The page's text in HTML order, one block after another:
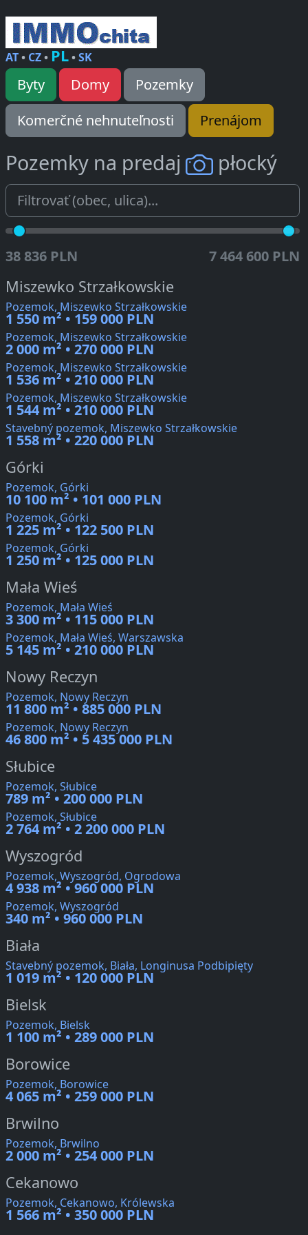
AT• CZ• PL•SK
Byty Domy
Pozemky
Komerčné nehnuteľnosti
Prenájom
Pozemky na predaj płocký
38 836 PLN 7 464 600 PLN
Miszewko Strzałkowskie
Pozemok, Miszewko Strzałkowskie
1 550 m² • 159 000 PLN
Pozemok, Miszewko Strzałkowskie
2 000 m² • 270 000 PLN
Pozemok, Miszewko Strzałkowskie
1 536 m² • 210 000 PLN
Pozemok, Miszewko Strzałkowskie
1 544 m² • 210 000 PLN
Stavebný pozemok, Miszewko Strzałkowskie
1 558 m² • 220 000 PLN
Górki
Pozemok, Górki
10 100 m² • 101 000 PLN
Pozemok, Górki
1 225 m² • 122 500 PLN
Pozemok, Górki
1 250 m² • 125 000 PLN
Mała Wieś
Pozemok, Mała Wieś
3 300 m² • 115 000 PLN
Pozemok, Mała Wieś, Warszawska
5 145 m² • 210 000 PLN
Nowy Reczyn
Pozemok, Nowy Reczyn
11 800 m² • 885 000 PLN
Pozemok, Nowy Reczyn
46 800 m² • 5 435 000 PLN
Słubice
Pozemok, Słubice
789 m² • 200 000 PLN
Pozemok, Słubice
2 764 m² • 2 200 000 PLN
Wyszogród
Pozemok, Wyszogród, Ogrodowa
4 938 m² • 960 000 PLN
Pozemok, Wyszogród
340 m² • 960 000 PLN
Biała
Stavebný pozemok, Biała, Longinusa Podbipięty
1 019 m² • 120 000 PLN
Bielsk
Pozemok, Bielsk
1 100 m² • 289 000 PLN
Borowice
Pozemok, Borowice
4 065 m² • 259 000 PLN
Brwilno
Pozemok, Brwilno
2 000 m² • 254 000 PLN
Cekanowo
Pozemok, Cekanowo, Królewska
1 566 m² • 350 000 PLN